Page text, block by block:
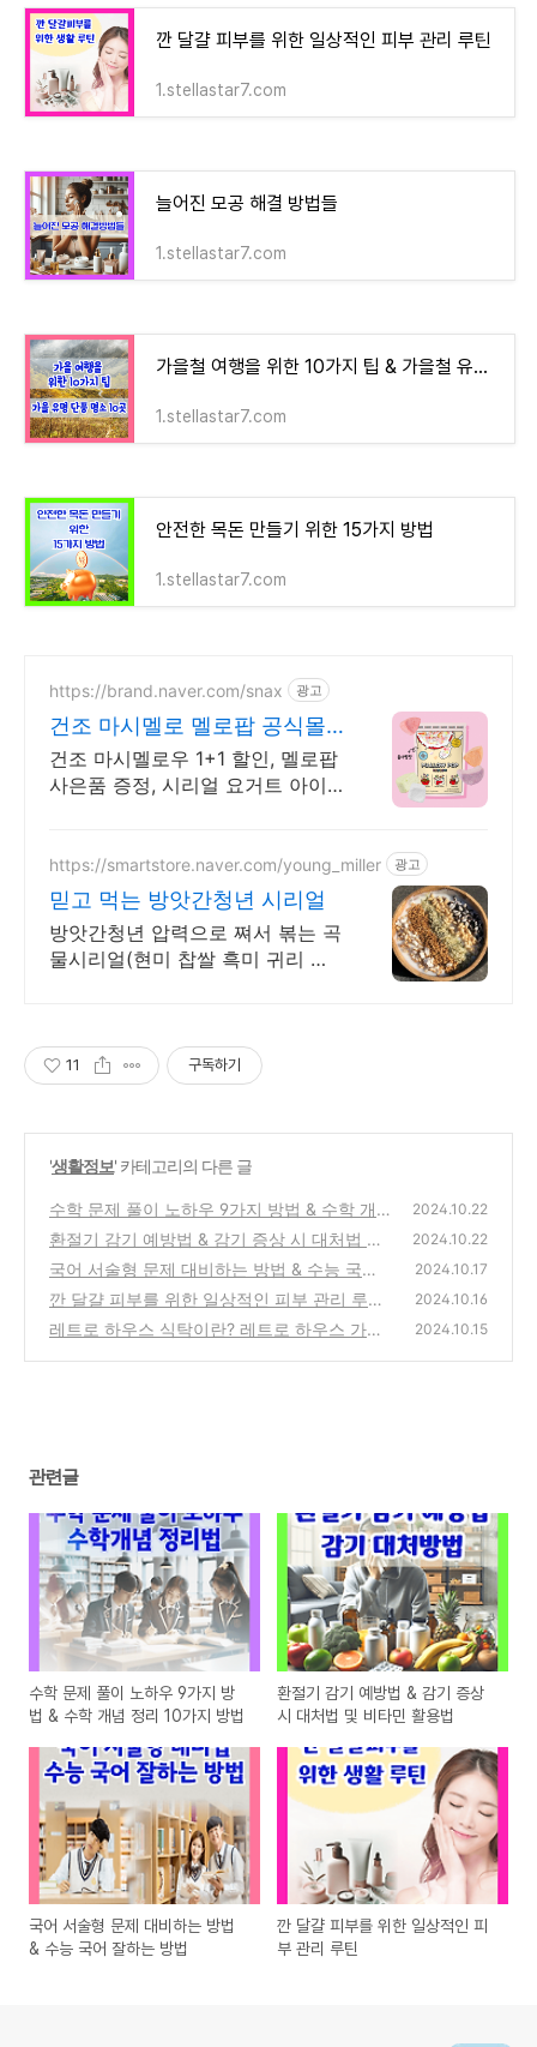
깐 달걀 피부를 위한 일상적인 피부 관리 루틴
1.stellastar7.com
늘어진 모공 해결 방법들
1.stellastar7.com
가을철 여행을 위한 10가지 팁 & 가을철 유명한 단풍 명소 10곳
1.stellastar7.com
안전한 목돈 만들기 위한 15가지 방법
1.stellastar7.com
https://brand.naver.com/snax 광고
건조 마시멜로 멜로팝 공식몰
오리지널 건조 마시멜로
건조 마시멜로우 1+1 할인, 멜로팝
사은품 증정, 시리얼 요거트 아이
https://smartstore.naver.com/young_miller 광고
믿고 먹는 방앗간청년 시리얼
방앗간청년 압력으로 쪄서 볶는 곡
물시리얼(현미 찹쌀 흑미 귀리 서
11 구독하기
'생활정보' 카테고리의 다른 글
수학 문제 풀이 노하우 9가지 방법 & 수학 개
념 정리 10가지 방법
(0)
2024.10.22
환절기 감기 예방법 & 감기 증상 시 대처법 및
비타민 활용법
(0)
2024.10.22
국어 서술형 문제 대비하는 방법 & 수능 국어
잘하는 방법
(0)
2024.10.17
깐 달걀 피부를 위한 일상적인 피부 관리 루틴
(0)
2024.10.16
레트로 하우스 식탁이란? 레트로 하우스 가구
2024.10.15
관련글
수학 문제 풀이 노하우 9가지 방
법 & 수학 개념 정리 10가지 방법
환절기 감기 예방법 & 감기 증상
시 대처법 및 비타민 활용법
국어 서술형 문제 대비하는 방법
& 수능 국어 잘하는 방법
깐 달걀 피부를 위한 일상적인 피
부 관리 루틴